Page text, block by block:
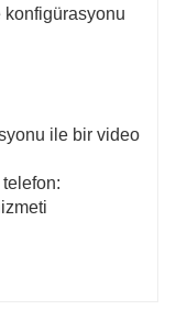
konfigürasyonu
ile bir video